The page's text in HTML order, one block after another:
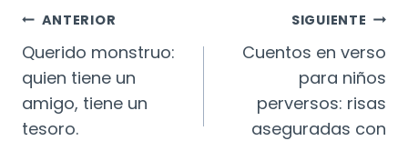
Navegación
De
Entradas
ANTERIOR
Querido monstruo:
quien tiene un
amigo, tiene un
tesoro.
SIGUIENTE
Cuentos en verso
para niños
perversos: risas
aseguradas con